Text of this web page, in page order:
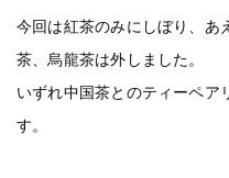
今回は紅茶のみにしぼり、あ
茶、烏龍茶は外しました。
いずれ中国茶とのティーペア
す。